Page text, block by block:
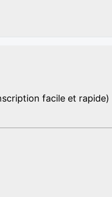
facile et rapide)